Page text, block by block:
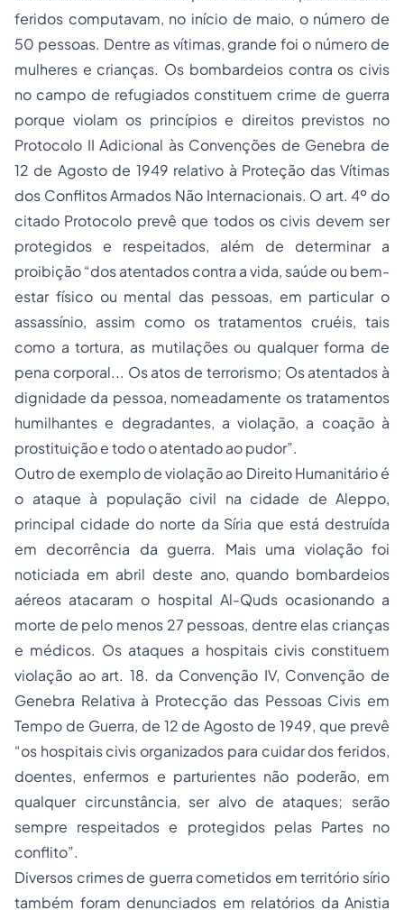
feridos computavam, no início de maio, o número de
50 pessoas. Dentre as vítimas, grande foi o número de
mulheres e crianças. Os bombardeios contra os civis
no campo de refugiados constituem crime de guerra
porque violam os princípios e direitos previstos no
Protocolo II Adicional às Convenções de Genebra de
12 de Agosto de 1949 relativo à Proteção das Vítimas
dos Conflitos Armados Não Internacionais. O art. 4º do
citado Protocolo prevê que todos os civis devem ser
protegidos e respeitados, além de determinar a
proibição “dos atentados contra a vida, saúde ou bem-
estar físico ou mental das pessoas, em particular o
assassínio, assim como os tratamentos cruéis, tais
como a tortura, as mutilações ou qualquer forma de
pena corporal... Os atos de terrorismo; Os atentados à
dignidade da pessoa, nomeadamente os tratamentos
humilhantes e degradantes, a violação, a coação à
prostituição e todo o atentado ao pudor”.
Outro de exemplo de violação ao Direito Humanitário é
o ataque à população civil na cidade de Aleppo,
principal cidade do norte da Síria que está destruída
em decorrência da guerra. Mais uma violação foi
noticiada em abril deste ano, quando bombardeios
aéreos atacaram o hospital Al-Quds ocasionando a
morte de pelo menos 27 pessoas, dentre elas crianças
e médicos. Os ataques a hospitais civis constituem
violação ao art. 18. da Convenção IV, Convenção de
Genebra Relativa à Protecção das Pessoas Civis em
Tempo de Guerra, de 12 de Agosto de 1949, que prevê
“os hospitais civis organizados para cuidar dos feridos,
doentes, enfermos e parturientes não poderão, em
qualquer circunstância, ser alvo de ataques; serão
sempre respeitados e protegidos pelas Partes no
conflito”.
Diversos crimes de guerra cometidos em território sírio
também foram denunciados em relatórios da Anistia